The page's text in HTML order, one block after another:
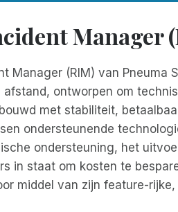
Manager
Manager (RIM) van
afstand, ontworpen om
met stabiliteit,
ondersteunende
ondersteuning, het
in staat om kosten te
middel van zijn feature-